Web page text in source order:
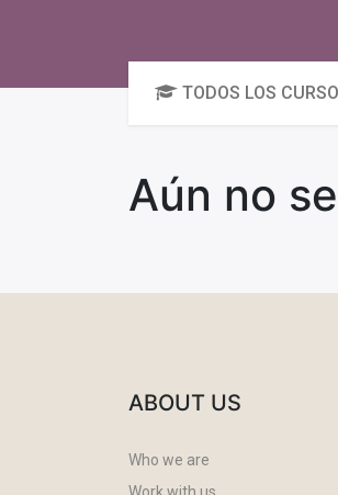
TODOS LOS
Aún no
ABOUT US
Who we are